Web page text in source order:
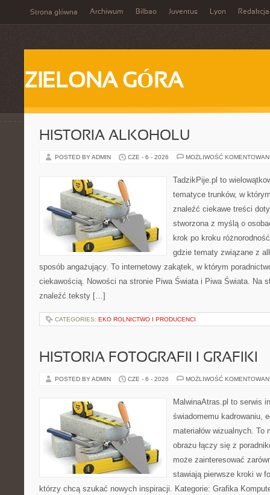
Strona główna Archiwum Bilbao Juventus Lyon Redakcja
ZIELONA GÓRA
HISTORIA ALKOHOLU
POSTED BY ADMIN CZE - 6 - 2026 MOŻLIWOŚĆ
TadzikPije.pl to
tematyce trunków, w
znaleźć ciekawe treści
stworzona z myślą o
krok po kroku
gdzie tematy związane z
sposób angażujący. To internetowy zakątek, w którym
ciekawością. Nowości na stronie Piwa Świata i Piwa Świata. Na
znaleźć teksty […]
CATEGORIES: EKO ROLNICTWO I PRODUCENCI
HISTORIA FOTOGRAFII I GRAFIKI
POSTED BY ADMIN CZE - 6 - 2026 MOŻLIWOŚĆ
MalwinaAtras.pl to serwis
świadomemu kadrowaniu,
materiałów wizualnych.
obrazu łączy się z
może zainteresować
stawiają pierwsze kroki w
którzy chcą szukać nowych inspiracji. Kategorie: Grafika